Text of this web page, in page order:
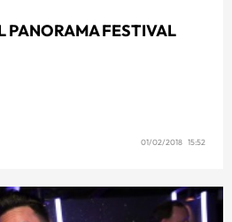
PANORAMA FESTIVAL
01/02/2018 15:52